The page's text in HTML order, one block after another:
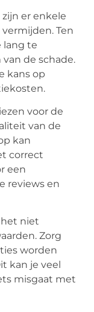
er enkele
Ten
lang te
de schade.
kans op
voor de
van de
kan
correct
een
reviews en
niet
Zorg
worden
kan je veel
misgaat met